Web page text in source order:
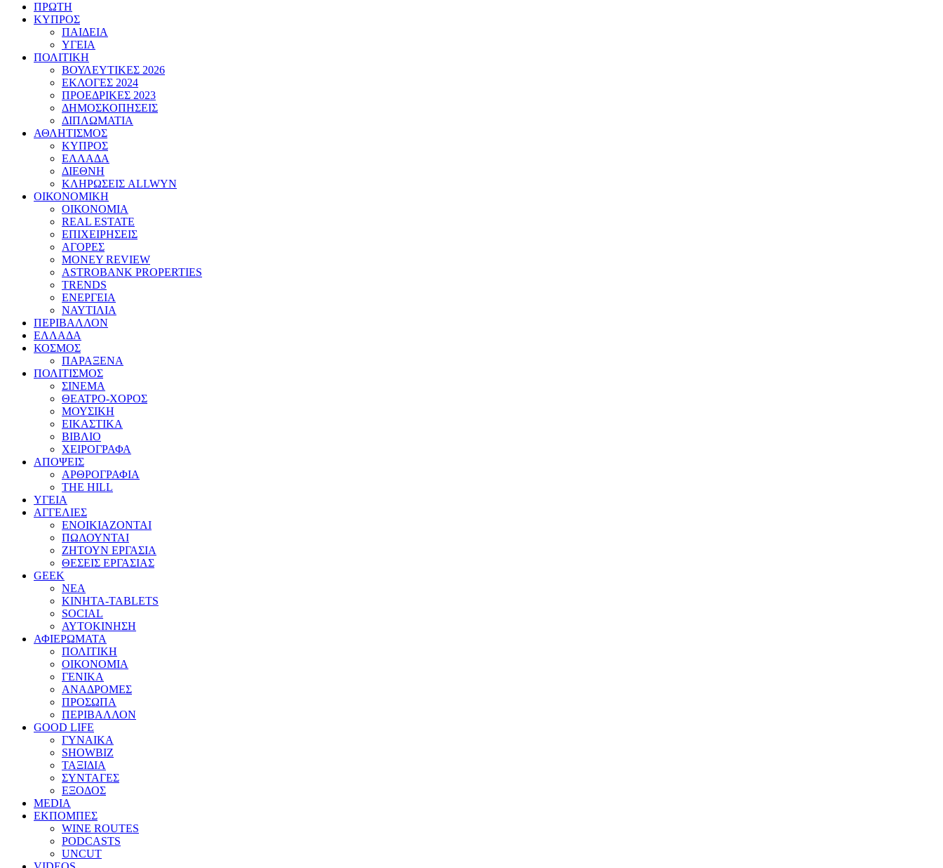
ΠΡΩΤΗ
ΚΥΠΡΟΣ
ΠΑΙΔΕΙΑ
ΥΓΕΙΑ
ΠΟΛΙΤΙΚΗ
ΒΟΥΛΕΥΤΙΚΕΣ 2026
ΕΚΛΟΓΕΣ 2024
ΠΡΟΕΔΡΙΚΕΣ 2023
ΔΗΜΟΣΚΟΠΗΣΕΙΣ
ΔΙΠΛΩΜΑΤΙΑ
ΑΘΛΗΤΙΣΜΟΣ
ΚΥΠΡΟΣ
ΕΛΛΑΔΑ
ΔΙΕΘΝΗ
ΚΛΗΡΩΣΕΙΣ ALLWYN
ΟΙΚΟΝΟΜΙΚΗ
ΟΙΚΟΝΟΜΙΑ
REAL ESTATE
ΕΠΙΧΕΙΡΗΣΕΙΣ
ΑΓΟΡΕΣ
MONEY REVIEW
ASTROBANK PROPERTIES
TRENDS
ΕΝΕΡΓΕΙΑ
ΝΑΥΤΙΛΙΑ
ΠΕΡΙΒΑΛΛΟΝ
ΕΛΛΑΔΑ
ΚΟΣΜΟΣ
ΠΑΡΑΞΕΝΑ
ΠΟΛΙΤΙΣΜΟΣ
ΣΙΝΕΜΑ
ΘΕΑΤΡΟ-ΧΟΡΟΣ
ΜΟΥΣΙΚΗ
ΕΙΚΑΣΤΙΚΑ
ΒΙΒΛΙΟ
ΧΕΙΡΟΓΡΑΦΑ
ΑΠΟΨΕΙΣ
ΑΡΘΡΟΓΡΑΦΙΑ
THE HILL
ΥΓΕΙΑ
ΑΓΓΕΛΙΕΣ
ΕΝΟΙΚΙΑΖΟΝΤΑΙ
ΠΩΛΟΥΝΤΑΙ
ΖΗΤΟΥΝ ΕΡΓΑΣΙΑ
ΘΕΣΕΙΣ ΕΡΓΑΣΙΑΣ
GEEK
ΝΕΑ
ΚΙΝΗΤΑ-TABLETS
SOCIAL
ΑΥΤΟΚΙΝΗΣΗ
ΑΦΙΕΡΩΜΑΤΑ
ΠΟΛΙΤΙΚΗ
ΟΙΚΟΝΟΜΙΑ
ΓΕΝΙΚΑ
ΑΝΑΔΡΟΜΕΣ
ΠΡΟΣΩΠΑ
ΠΕΡΙΒΑΛΛΟΝ
GOOD LIFE
ΓΥΝΑΙΚΑ
SHOWBIZ
ΤΑΞΙΔΙΑ
ΣΥΝΤΑΓΕΣ
ΕΞΟΔΟΣ
MEDIA
ΕΚΠΟΜΠΕΣ
WINE ROUTES
PODCASTS
UNCUT